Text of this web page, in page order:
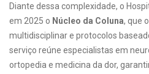
Diante dessa complexidade, o
em 2025 o Núcleo da Coluna, que
multidisciplinar e protocolos
serviço reúne especialistas em
ortopedia e medicina da dor,